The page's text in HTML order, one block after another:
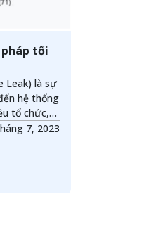
pháp tối
Leak) là sự
hệ thống
tổ chức,
sách đã
29 Tháng 7, 2023